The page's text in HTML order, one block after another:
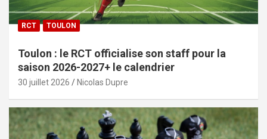
RCT TOULON
Toulon : le RCT officialise son staff pour la
saison 2026-2027+ le calendrier
30 juillet 2026 Nicolas Dupre